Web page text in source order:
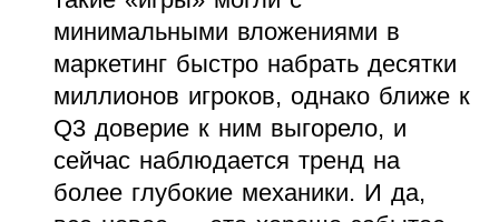
минимальными вложениями в
маркетинг быстро набрать десятки
миллионов игроков, однако ближе к
Q3 доверие к ним выгорело, и
сейчас наблюдается тренд на
более глубокие механики. И да,